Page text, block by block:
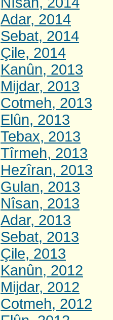
Adar, 2014
Sebat, 2014
Çile, 2014
Kanûn, 2013
Mijdar, 2013
Cotmeh, 2013
Elûn, 2013
Tebax, 2013
Tîrmeh, 2013
Hezîran, 2013
Gulan, 2013
Nîsan, 2013
Adar, 2013
Sebat, 2013
Çile, 2013
Kanûn, 2012
Mijdar, 2012
Cotmeh, 2012